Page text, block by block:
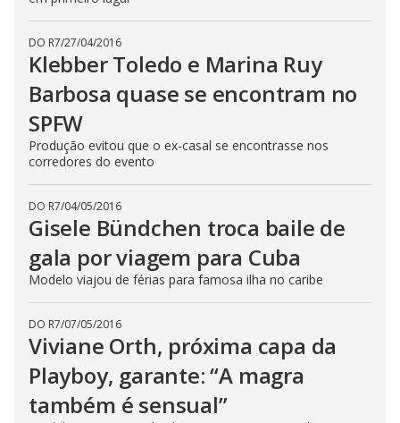
DO R7/27/04/2016
Klebber Toledo e Marina Ruy
Barbosa quase se encontram no
SPFW
Produção evitou que o ex-casal se encontrasse nos
corredores do evento
DO R7/04/05/2016
Gisele Bündchen troca baile de
gala por viagem para Cuba
Modelo viajou de férias para famosa ilha no caribe
DO R7/07/05/2016
Viviane Orth, próxima capa da
Playboy, garante: “A magra
também é sensual”